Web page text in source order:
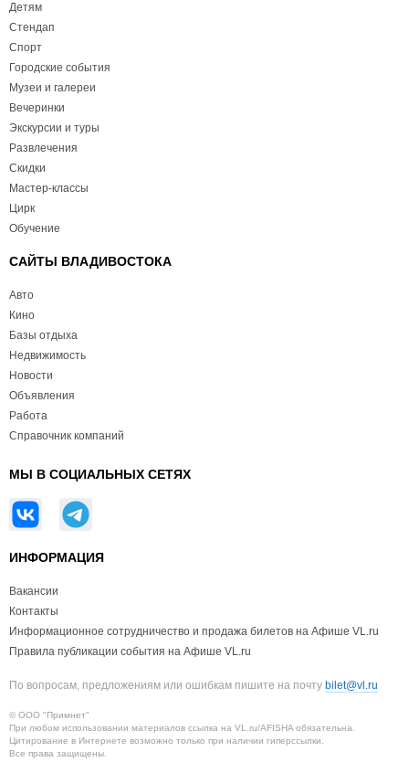
Детям
Стендап
Спорт
Городские события
Музеи и галереи
Вечеринки
Экскурсии и туры
Развлечения
Скидки
Мастер-классы
Цирк
Обучение
САЙТЫ ВЛАДИВОСТОКА
Авто
Кино
Базы отдыха
Недвижимость
Новости
Объявления
Работа
Справочник компаний
МЫ В СОЦИАЛЬНЫХ СЕТЯХ
ИНФОРМАЦИЯ
Вакансии
Контакты
Информационное сотрудничество и продажа билетов на Афише VL.ru
Правила публикации события на Афише VL.ru
По вопросам, предложениям или ошибкам пишите на почту bilet@vl.ru
© ООО "Примнет"
При любом использовании материалов ссылка на VL.ru/AFISHA обязательна.
Цитирование в Интернете возможно только при наличии гиперссылки.
Все права защищены.